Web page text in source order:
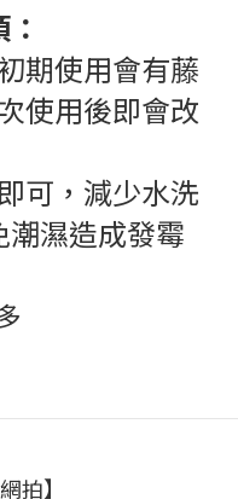
期使用會有藤
使用後即會改
可，減少水洗
濕造成發霉
拍】